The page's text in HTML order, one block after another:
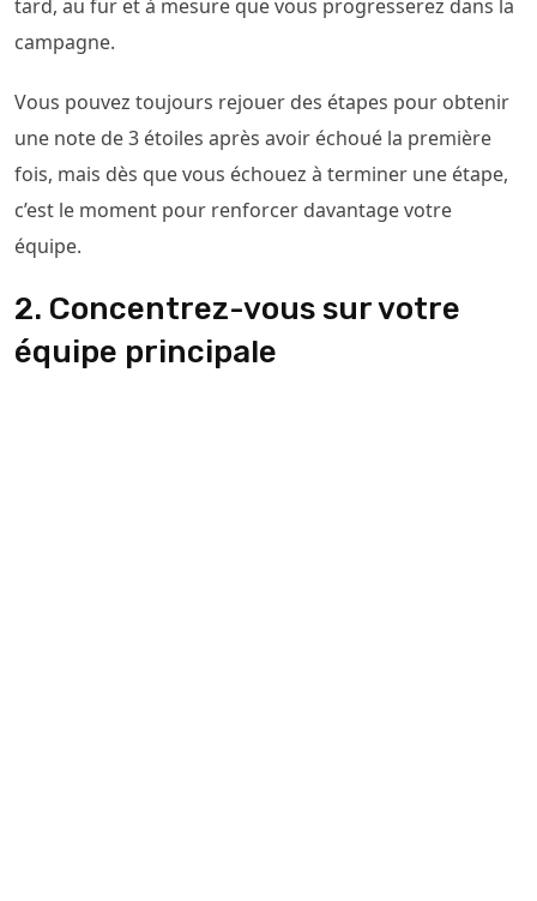
tard, au fur et à mesure que vous progresserez dans la
campagne.
Vous pouvez toujours rejouer des étapes pour obtenir
une note de 3 étoiles après avoir échoué la première
fois, mais dès que vous échouez à terminer une étape,
c’est le moment pour renforcer davantage votre
équipe.
2. Concentrez-vous sur votre
équipe principale